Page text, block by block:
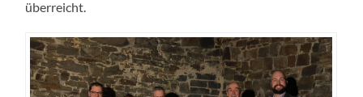
überreicht.